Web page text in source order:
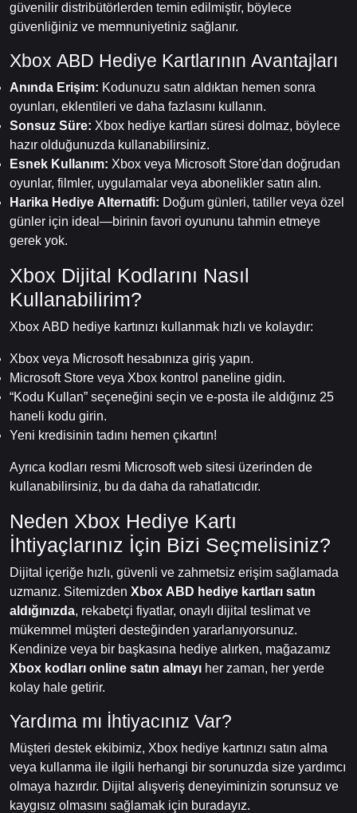
güvenilir distribütörlerden temin edilmiştir, böylece
güvenliğiniz ve memnuniyetiniz sağlanır.
Xbox ABD Hediye Kartlarının Avantajları
Anında Erişim: Kodunuzu satın aldıktan hemen sonra
oyunları, eklentileri ve daha fazlasını kullanın.
Sonsuz Süre: Xbox hediye kartları süresi dolmaz, böylece
hazır olduğunuzda kullanabilirsiniz.
Esnek Kullanım: Xbox veya Microsoft Store'dan doğrudan
oyunlar, filmler, uygulamalar veya abonelikler satın alın.
Harika Hediye Alternatifi: Doğum günleri, tatiller veya özel
günler için ideal—birinin favori oyununu tahmin etmeye
gerek yok.
Xbox Dijital Kodlarını Nasıl
Kullanabilirim?
Xbox ABD hediye kartınızı kullanmak hızlı ve kolaydır:
Xbox veya Microsoft hesabınıza giriş yapın.
Microsoft Store veya Xbox kontrol paneline gidin.
“Kodu Kullan” seçeneğini seçin ve e-posta ile aldığınız 25
haneli kodu girin.
Yeni kredisinin tadını hemen çıkartın!
Ayrıca kodları resmi Microsoft web sitesi üzerinden de
kullanabilirsiniz, bu da daha da rahatlatıcıdır.
Neden Xbox Hediye Kartı
İhtiyaçlarınız İçin Bizi Seçmelisiniz?
Dijital içeriğe hızlı, güvenli ve zahmetsiz erişim sağlamada
uzmanız. Sitemizden Xbox ABD hediye kartları satın
aldığınızda, rekabetçi fiyatlar, onaylı dijital teslimat ve
mükemmel müşteri desteğinden yararlanıyorsunuz.
Kendinize veya bir başkasına hediye alırken, mağazamız
Xbox kodları online satın almayı her zaman, her yerde
kolay hale getirir.
Yardıma mı İhtiyacınız Var?
Müşteri destek ekibimiz, Xbox hediye kartınızı satın alma
veya kullanma ile ilgili herhangi bir sorunuzda size yardımcı
olmaya hazırdır. Dijital alışveriş deneyiminizin sorunsuz ve
kaygısız olmasını sağlamak için buradayız.